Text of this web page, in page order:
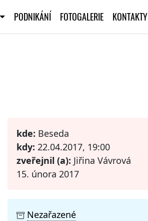
PODNIKÁNÍ FOTOGALERIE KONTAKTY
kde: Beseda
kdy: 22.04.2017, 19:00
zveřejnil (a): Jiřina Vávrová
15. února 2017
Nezařazené